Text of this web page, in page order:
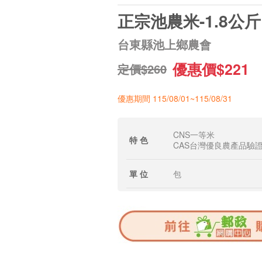
正宗池農米-1.8公斤
台東縣池上鄉農會
定價$260 優惠價$221
優惠期間 115/08/01~115/08/31
特 色
CNS一等米
CAS台灣優良農產品驗
單 位 包